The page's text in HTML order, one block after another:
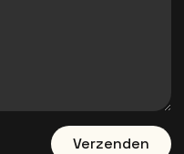
Verzenden